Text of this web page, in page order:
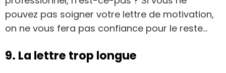
pouvez pas soigner votre lettre de motivation,
on ne vous fera pas confiance pour le reste…
9. La lettre trop longue